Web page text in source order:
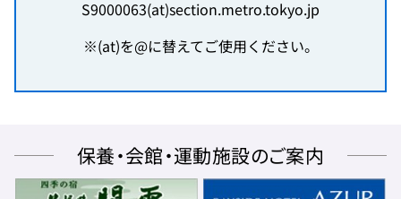
S9000063(at)section.metro.tokyo.jp
※(at)を@に替えてご使用ください。
保養・会館・運動施設のご案内